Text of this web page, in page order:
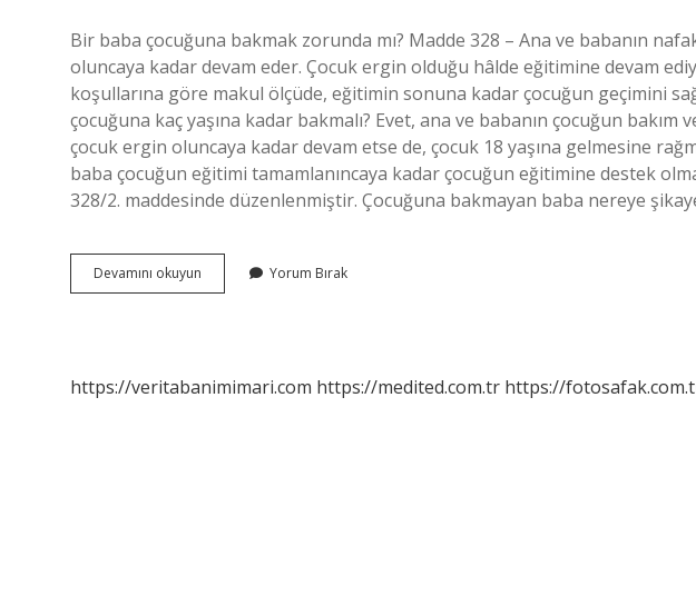
Bir baba çocuğuna bakmak zorunda mı? Madde 328 – Ana ve babanın
oluncaya kadar devam eder. Çocuk ergin olduğu hâlde eğitimine devam
koşullarına göre makul ölçüde, eğitimin sonuna kadar çocuğun geçimini
çocuğuna kaç yaşına kadar bakmalı? Evet, ana ve babanın çocuğun
çocuk ergin oluncaya kadar devam etse de, çocuk 18 yaşına gelmesine
baba çocuğun eğitimi tamamlanıncaya kadar çocuğun eğitimine destek
328/2. maddesinde düzenlenmiştir. Çocuğuna bakmayan baba nereye
Devamını okuyun
Çocuğuna
Yorum Bırak
https://veritabanimimari.com https://medited.com.tr https://